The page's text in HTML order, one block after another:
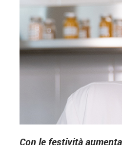
Con le festività